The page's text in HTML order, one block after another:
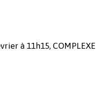
à 11h15, COMPLEXE